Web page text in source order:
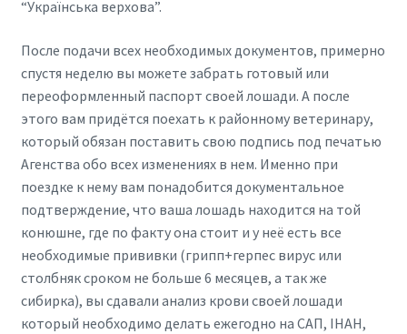
“Українська верхова”.
После подачи всех необходимых документов, примерно
спустя неделю вы можете забрать готовый или
переоформленный паспорт своей лошади. А после
этого вам придётся поехать к районному ветеринару,
который обязан поставить свою подпись под печатью
Агенства обо всех изменениях в нем. Именно при
поездке к нему вам понадобится документальное
подтверждение, что ваша лошадь находится на той
конюшне, где по факту она стоит и у неё есть все
необходимые прививки (грипп+герпес вирус или
столбняк сроком не больше 6 месяцев, а так же
сибирка), вы сдавали анализ крови своей лошади
который необходимо делать ежегодно на САП, ІНАН,